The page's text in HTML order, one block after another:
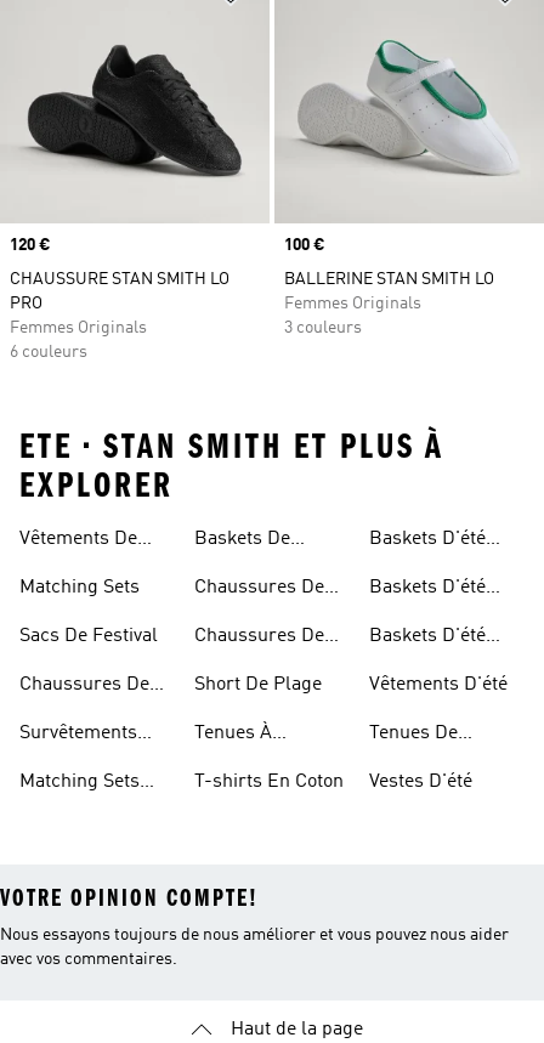
Prix
120 €
CHAUSSURE STAN SMITH LO
PRO
Femmes Originals
6 couleurs
Prix
100 €
BALLERINE STAN SMITH LO
Femmes Originals
3 couleurs
ETE • STAN SMITH ET PLUS À
EXPLORER
Vêtements De
Matching Sets
Sacs De Festival
Chaussures De
Survêtements
Femmes
Matching Sets
Baskets De
Chaussures De
Hommes
Chaussures De
Femmes
Short De Plage
Tenues À
T-shirts En Coton
Baskets D'été
Baskets D'été
Baskets D'été
Vêtements D'été
Tenues De
Vestes D'été
VOTRE OPINION COMPTE!
Nous essayons toujours de nous améliorer et vous pouvez nous aider
avec vos commentaires.
Haut de la page